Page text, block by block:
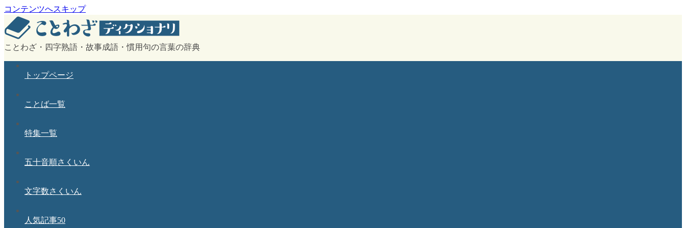
コンテンツへスキップ
ことわざ・四字熟語・故事成語・慣用句の言葉の辞典
トップページ
ことば一覧
特集一覧
五十音順さくいん
文字数さくいん
人気記事50